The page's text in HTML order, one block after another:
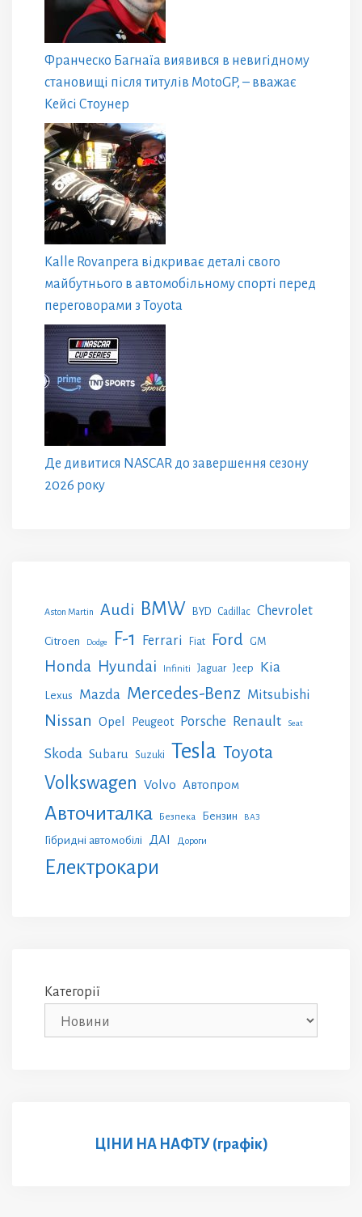
Франческо Багнаїа виявився в невигідному
становищі після титулів MotoGP, – вважає
Кейсі Стоунер
Kalle Rovanpera відкриває деталі свого
майбутнього в автомобільному спорті перед
переговорами з Toyota
Де дивитися NASCAR до завершення сезону
2026 року
Aston Martin Audi BMW BYD Cadillac Chevrolet
Citroen Dodge F-1 Ferrari Fiat Ford GM
Honda Hyundai Infiniti Jaguar Jeep Kia
Lexus Mazda Mercedes-Benz Mitsubishi
Nissan Opel Peugeot Porsche Renault Seat
Skoda Subaru Suzuki Tesla Toyota
Volkswagen Volvo Автопром
Авточиталка Безпека Бензин ВАЗ
Гібридні автомобілі ДАІ Дороги
Електрокари
Категорії
ЦІНИ НА НАФТУ (графік)